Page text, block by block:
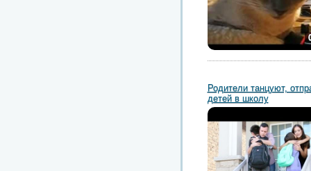
Родители танцуют,
детей в школу